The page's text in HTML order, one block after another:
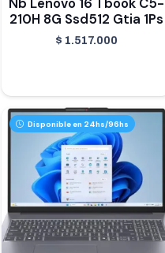
210H 8G Ssd512 Gtia 1Ps
$ 1.517.000
Disponible en 24hs/96hs